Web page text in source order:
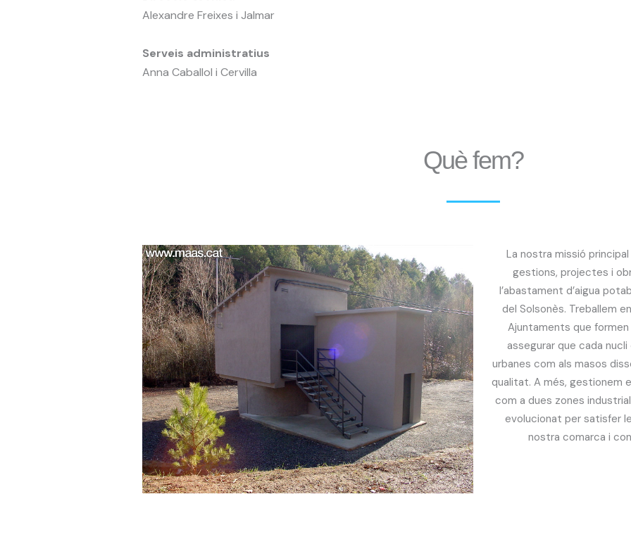
Alexandre Freixes i Jalmar
Serveis administratius
Anna Caballol i Cervilla
Què fem?
La nostra missió
gestions, projectes i
l’abastament d’aigua
del Solsonès. Treballem
Ajuntaments que
assegurar que cada
urbanes com als masos
qualitat. A més, gestionem
com a dues zones
evolucionat per satisfer
nostra comarca i